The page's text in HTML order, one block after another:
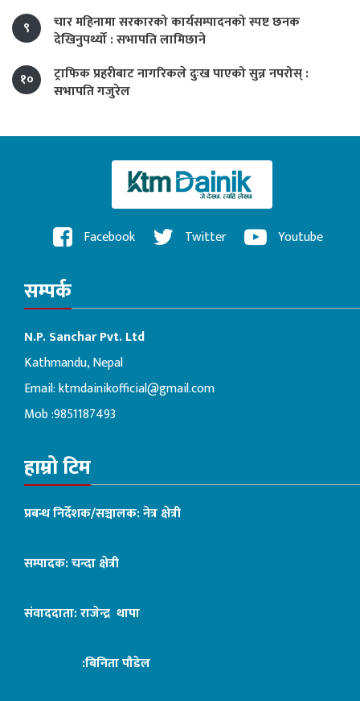
९
चार महिनामा सरकारको कार्यसम्पादनको स्पष्ट छनक
देखिनुपर्थ्यो : सभापति लामिछाने
१०
ट्राफिक प्रहरीबाट नागरिकले दुःख पाएको सुन्न नपरोस् :
सभापति गजुरेल
Facebook Twitter Youtube
सम्पर्क
N.P. Sanchar Pvt. Ltd
Kathmandu, Nepal
Email:ktmdainikofficial@gmail.com
Mob :9851187493
हाम्रो टिम
प्रबन्ध निर्देशक/सञ्चालक: नेत्र क्षेत्री
सम्पादक: चन्दा क्षेत्री
संवाददाता: राजेन्द्र थापा
:बिनिता पौडेल